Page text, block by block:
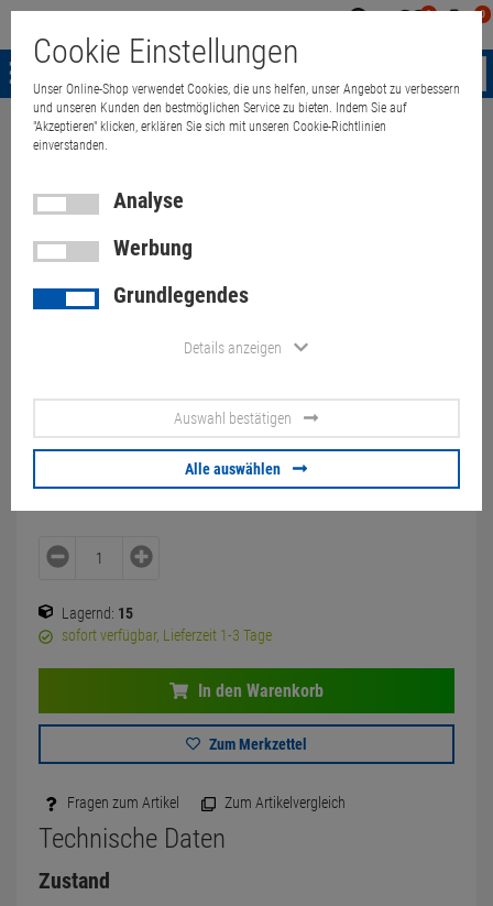
0 0
Menü
Weiter einkaufen
Jabra Link 950 Phone Switch
USB-A/USB-C für nahtloses
Umschalten
69,00 €
Lagernd: 15
sofort verfügbar, Lieferzeit 1-3 Tage
In den Warenkorb
Zum Merkzettel
Fragen zum Artikel Zum Artikelvergleich
Technische Daten
Zustand
Cookie Einstellungen
Unser Online-Shop verwendet Cookies, die uns helfen, unser Angebot zu verbessern
und unseren Kunden den bestmöglichen Service zu bieten. Indem Sie auf
"Akzeptieren" klicken, erklären Sie sich mit unseren Cookie-Richtlinien
einverstanden.
Analyse
Werbung
Grundlegendes
Details anzeigen
Auswahl bestätigen
Alle auswählen